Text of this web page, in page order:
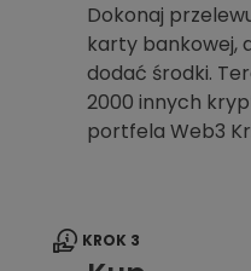
Dokonaj
karty bankowej,
dodać środki.
2000 innych
portfela Web3
KROK 3